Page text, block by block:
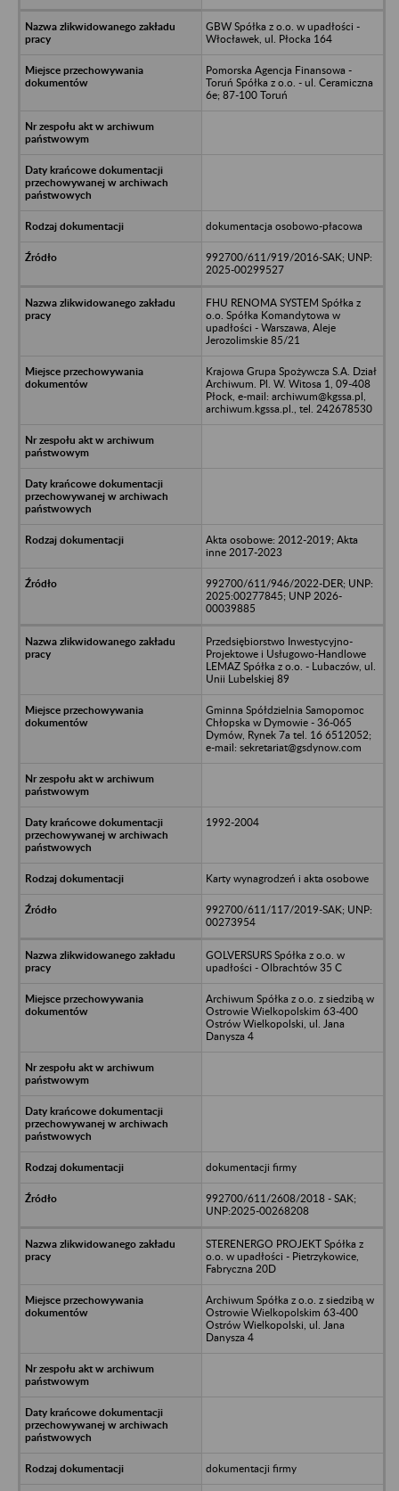
GBW Spółka z o.o. w upadłości -
Włocławek, ul. Płocka 164
Pomorska Agencja Finansowa -
Toruń Spółka z o.o. - ul. Ceramiczna
6e; 87-100 Toruń
dokumentacja osobowo-płacowa
992700/611/919/2016-SAK; UNP:
2025-00299527
FHU RENOMA SYSTEM Spółka z
o.o. Spółka Komandytowa w
upadłości - Warszawa, Aleje
Jerozolimskie 85/21
Krajowa Grupa Spożywcza S.A. Dział
Archiwum. Pl. W. Witosa 1, 09-408
Płock, e-mail: archiwum@kgssa.pl,
archiwum.kgssa.pl., tel. 242678530
Akta osobowe: 2012-2019; Akta
inne 2017-2023
992700/611/946/2022-DER; UNP:
2025:00277845; UNP 2026-
00039885
Przedsiębiorstwo Inwestycyjno-
Projektowe i Usługowo-Handlowe
LEMAZ Spółka z o.o. - Lubaczów, ul.
Unii Lubelskiej 89
Gminna Spółdzielnia Samopomoc
Chłopska w Dymowie - 36-065
Dymów, Rynek 7a tel. 16 6512052;
e-mail: sekretariat@gsdynow.com
1992-2004
Karty wynagrodzeń i akta osobowe
992700/611/117/2019-SAK; UNP:
00273954
GOLVERSURS Spółka z o.o. w
upadłości - Olbrachtów 35 C
Archiwum Spółka z o.o. z siedzibą w
Ostrowie Wielkopolskim 63-400
Ostrów Wielkopolski, ul. Jana
Danysza 4
dokumentacji firmy
992700/611/2608/2018 - SAK;
UNP:2025-00268208
STERENERGO PROJEKT Spółka z
o.o. w upadłości - Pietrzykowice,
Fabryczna 20D
Archiwum Spółka z o.o. z siedzibą w
Ostrowie Wielkopolskim 63-400
Ostrów Wielkopolski, ul. Jana
Danysza 4
dokumentacji firmy